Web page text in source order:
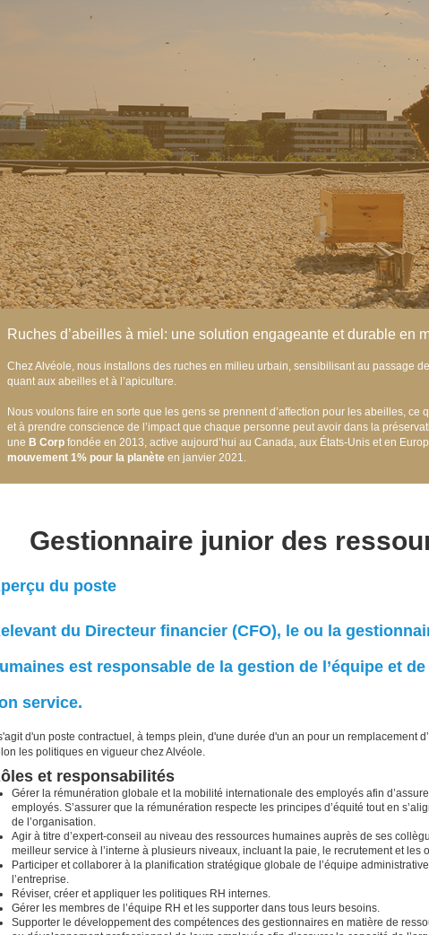
Ruches d’abeilles à miel: une solution engageante et durable en
Chez Alvéole, nous installons des ruches en milieu urbain, sensibilisant au passage
quant aux abeilles et à l’apiculture.
Nous voulons faire en sorte que les gens se prennent d’affection pour les abeilles, ce
et à prendre conscience de l’impact que chaque personne peut avoir dans la
une B Corp fondée en 2013, active aujourd’hui au Canada, aux États-Unis et en
mouvement 1% pour la planète en janvier 2021.
Gestionnaire junior des
du poste
du Directeur financier (CFO), le ou la
est responsable de la gestion de l’équipe et
service.
d'un poste contractuel, à temps plein, d'une durée d'un an pour un remplacement
les politiques en vigueur chez Alvéole.
et responsabilités
Gérer la rémunération globale et la mobilité internationale des employés afin
employés. S’assurer que la rémunération respecte les principes d’équité tout en
de l’organisation.
Agir à titre d’expert-conseil au niveau des ressources humaines auprès de ses
meilleur service à l’interne à plusieurs niveaux, incluant la paie, le recrutement et les
Participer et collaborer à la planification stratégique globale de l’équipe
l’entreprise.
Réviser, créer et appliquer les politiques RH internes.
Gérer les membres de l’équipe RH et les supporter dans tous leurs besoins.
Supporter le développement des compétences des gestionnaires en matière de